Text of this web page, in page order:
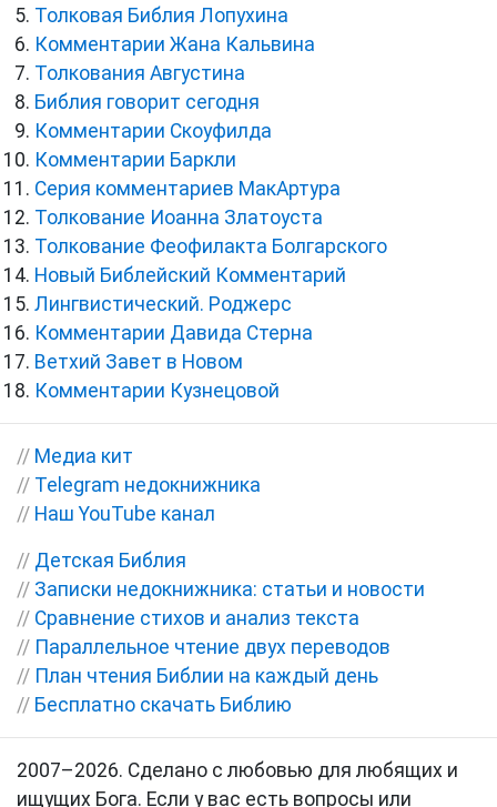
Толковая Библия Лопухина
Комментарии Жана Кальвина
Толкования Августина
Библия говорит сегодня
Комментарии Скоуфилда
Комментарии Баркли
Серия комментариев МакАртура
Толкование Иоанна Златоуста
Толкование Феофилакта Болгарского
Новый Библейский Комментарий
Лингвистический. Роджерс
Комментарии Давида Стерна
Ветхий Завет в Новом
Комментарии Кузнецовой
// Медиа кит
// Telegram недокнижника
// Наш YouTube канал
// Детская Библия
// Записки недокнижника: статьи и новости
// Сравнение стихов и анализ текста
// Параллельное чтение двух переводов
// План чтения Библии на каждый день
// Бесплатно скачать Библию
2007–2026. Сделано с любовью для любящих и
ищущих Бога. Если у вас есть вопросы или